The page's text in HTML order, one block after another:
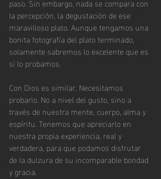
la percepción, la degustación de ese
maravilloso plato. Aunque tengamos una
bonita fotografía del plato terminado,
solamente sabremos lo excelente que es
si lo probamos.
Con Dios es similar. Necesitamos
probarlo. No a nivel del gusto, sino a
través de nuestra mente, cuerpo, alma y
espíritu. Tenemos que apreciarlo en
nuestra propia experiencia, real y
verdadera, para que podamos disfrutar
de la dulzura de su incomparable bondad
y gracia.